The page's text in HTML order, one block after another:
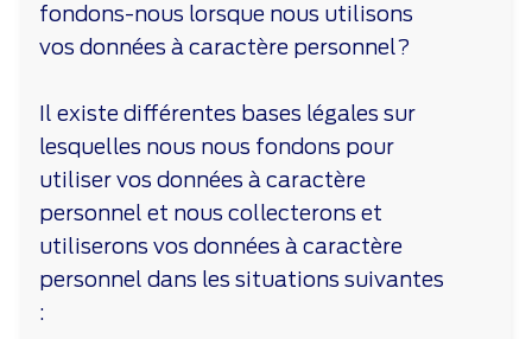
fondons-nous lorsque nous utilisons
vos données à caractère personnel?
Il existe différentes bases légales sur
lesquelles nous nous fondons pour
utiliser vos données à caractère
personnel et nous collecterons et
utiliserons vos données à caractère
personnel dans les situations suivantes
: